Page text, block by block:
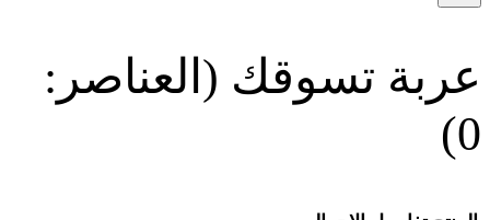
(العناصر: